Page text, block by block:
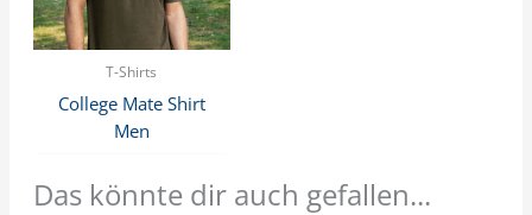
T-Shirts
College Mate Shirt
Men
Das könnte dir auch gefallen...